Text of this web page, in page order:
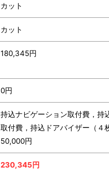
カット
カット
180,345円
0円
持込ナビゲーション取付費，持
取付費，持込ドアバイザー（４
50,000円
230,345円